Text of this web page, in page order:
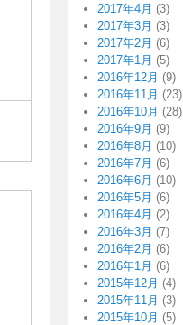
2017年4月 (3)
2017年3月 (3)
2017年2月 (6)
2017年1月 (5)
2016年12月 (9)
2016年11月 (23)
2016年10月 (28)
2016年9月 (9)
2016年8月 (10)
2016年7月 (6)
2016年6月 (10)
2016年5月 (6)
2016年4月 (2)
2016年3月 (7)
2016年2月 (6)
2016年1月 (6)
2015年12月 (4)
2015年11月 (3)
2015年10月 (5)